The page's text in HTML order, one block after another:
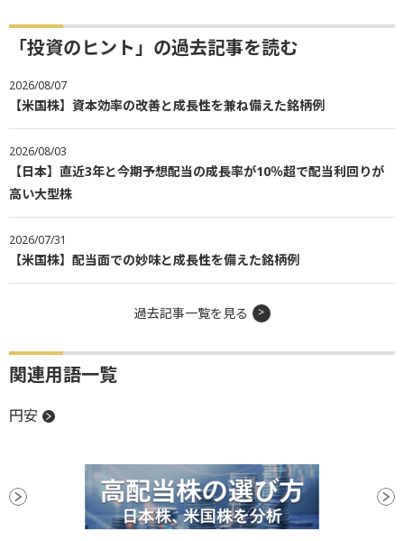
「投資のヒント」の過去記事を読む
2026/08/07
【米国株】資本効率の改善と成長性を兼ね備えた銘柄例
2026/08/03
【日本】直近3年と今期予想配当の成長率が10％超で配当利回りが
高い大型株
2026/07/31
【米国株】配当面での妙味と成長性を備えた銘柄例
過去記事一覧を見る
関連用語一覧
円安